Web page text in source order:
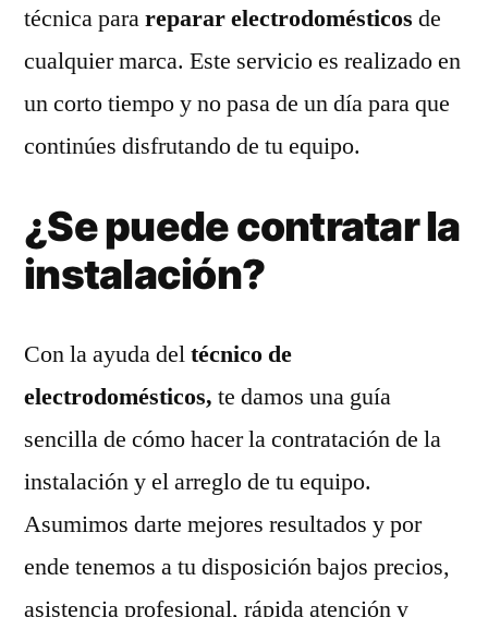
técnica parareparar electrodomésticos de
cualquier marca. Este servicio es realizado en
un corto tiempo y no pasa de un día para que
continúes disfrutando de tu equipo.
¿Se puede contratar la
instalación?
Con la ayuda deltécnico de
electrodomésticos, te damos una guía
sencilla de cómo hacer la contratación de la
instalación y el arreglo de tu equipo.
Asumimos darte mejores resultados y por
ende tenemos a tu disposición bajos precios,
asistencia profesional, rápida atención y